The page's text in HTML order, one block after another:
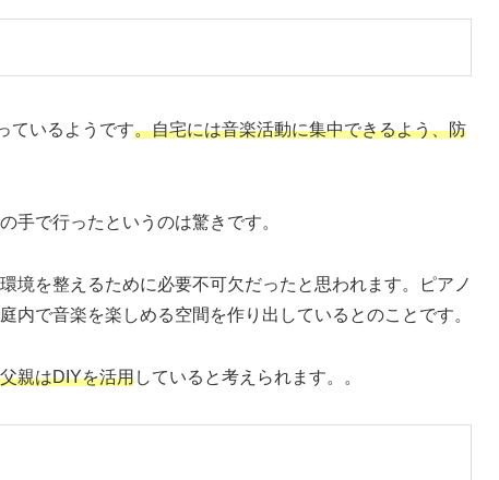
ているようです。自宅には音楽活動に集中できるよう、防
手で行ったというのは驚きです。
境を整えるために必要不可欠だったと思われます。ピアノ
内で音楽を楽しめる空間を作り出しているとのことです。
親はDIYを活用していると考えられます。。